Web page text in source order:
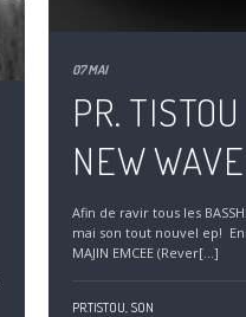
07 MAI
PR.
NEW
Afin de ravir tous les
mai son tout nouvel ep!
MAJIN EMCEE (Rever[...]
PR.TISTOU, SON